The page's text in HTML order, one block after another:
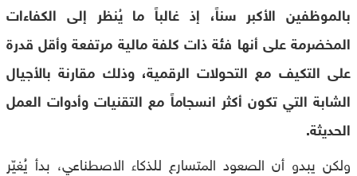
بالموظفين الأكبر سناً، إذ غالباً ما يُنظر إلى الكفاءات
المخضرمة على أنها فئة ذات كلفة مالية مرتفعة وأقل قدرة
على التكيف مع التحولات الرقمية، وذلك مقارنة بالأجيال
الشابة التي تكون أكثر انسجاماً مع التقنيات وأدوات العمل
الحديثة.
ولكن يبدو أن الصعود المتسارع للذكاء الاصطناعي، بدأ يُغيّر